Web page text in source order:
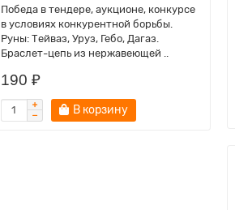
Победа в тендере, аукционе, конкурсе
в условиях конкурентной борьбы.
Руны: Тейваз, Уруз, Гебо, Дагаз.
Браслет-цепь из нержавеющей ..
190 ₽
В корзину